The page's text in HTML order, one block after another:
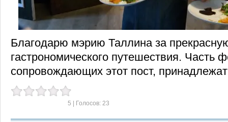
Благодарю мэрию Таллина за
гастрономического путешествия. Часть
сопровождающих этот пост,
5 | Голосов: 23